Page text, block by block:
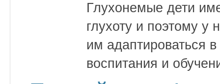
Глухонемые дети
глухоту и поэтому у
им адаптироваться
воспитания и